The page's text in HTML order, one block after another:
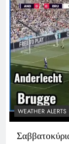
WEATHER ALERTS